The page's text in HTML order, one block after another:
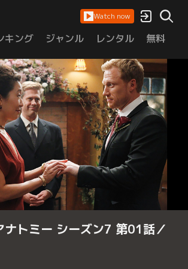
Watch now
キング ジャンル レンタル 無料
ナトミー シーズン7 第01話／